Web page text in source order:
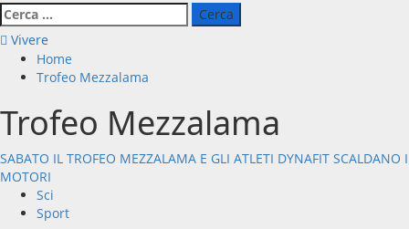
Ricerca
per:
Vivere
Home
Trofeo Mezzalama
Trofeo Mezzalama
SABATO IL TROFEO MEZZALAMA E GLI ATLETI DYNAFIT SCALDANO I
MOTORI
Sci
Sport